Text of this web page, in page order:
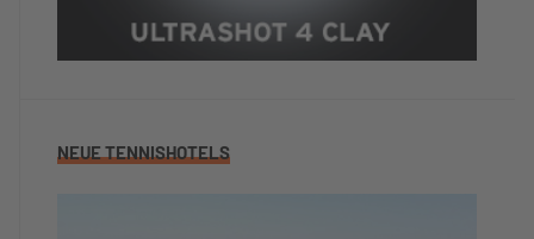
NEUE TENNISHOTELS